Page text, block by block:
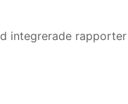
integrerade rapporter